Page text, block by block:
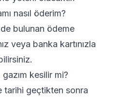
nasıl öderim?
bulunan ödeme
veya banka kartınızla
kesilir mi?
tarihi geçtikten sonra